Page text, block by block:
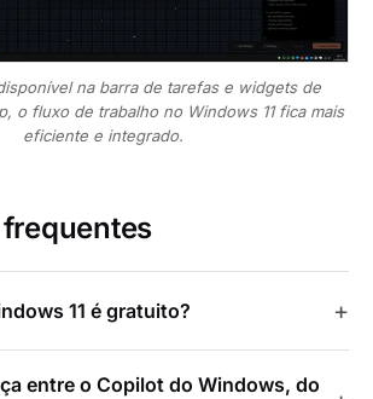
na barra de tarefas e widgets de
o fluxo de trabalho no Windows 11 fica mais
eficiente e integrado.
11 é gratuito?
entre o Copilot do Windows, do